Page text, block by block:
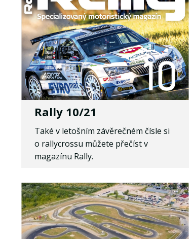
Rally 10/21
Také v letošním závěrečném čísle si
o rallycrossu můžete přečíst v
magazínu Rally.